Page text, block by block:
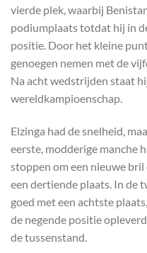
vierde plek, waarbij
podiumplaats totdat hij in
positie. Door het kleine
genoegen nemen met de
Na acht wedstrijden staat
wereldkampioenschap.
Elzinga had de snelheid,
eerste, modderige manche
stoppen om een nieuwe
een dertiende plaats. In de
goed met een achtste
de negende positie
de tussenstand.